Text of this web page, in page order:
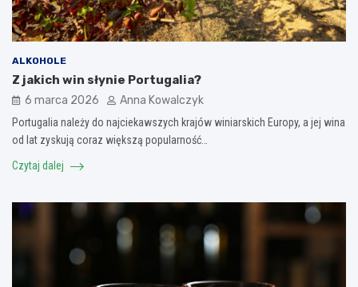
ALKOHOLE
Z jakich win słynie Portugalia?
6 marca 2026 Anna Kowalczyk
Portugalia należy do najciekawszych krajów winiarskich Europy, a jej wina
od lat zyskują coraz większą popularność…
Czytaj dalej